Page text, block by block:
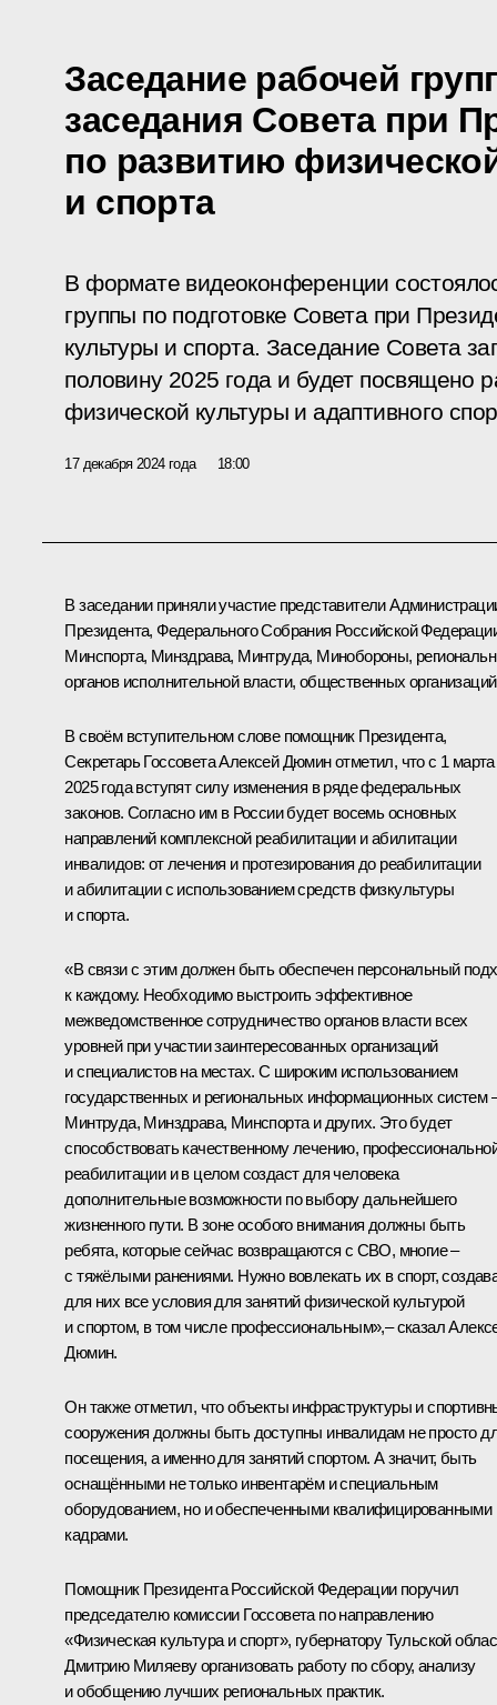
Заседание рабочей
заседания Совета при
по развитию
и спорта
В формате видеоконференции
группы по подготовке Совета при
культуры и спорта. Заседание Совета
половину 2025 года и будет посвящено
физической культуры и адаптивного
17 декабря 2024 года 18:00
В заседании приняли участие представители
Президента, Федерального Собрания Российской
Минспорта, Минздрава, Минтруда, Минобороны,
органов исполнительной власти, общественных
В своём вступительном слове помощник Президента,
Секретарь ГоссоветаАлексей Дюминотметил, что с 1 марта
2025 года вступят силу изменения в ряде федеральных
законов. Согласно им в России будет восемь основных
направлений комплексной реабилитации и абилитации
инвалидов: от лечения и протезирования до реабилитации
и абилитации с использованием средств физкультуры
и спорта.
«В связи с этим должен быть обеспечен персональный
к каждому. Необходимо выстроить эффективное
межведомственное сотрудничество органов власти всех
уровней при участии заинтересованных организаций
и специалистов на местах. С широким использованием
государственных и региональных информационных систем
Минтруда, Минздрава, Минспорта и других. Это будет
способствовать качественному лечению,
реабилитации и в целом создаст для человека
дополнительные возможности по выбору дальнейшего
жизненного пути. В зоне особого внимания должны быть
ребята, которые сейчас возвращаются с СВО, многие –
с тяжёлыми ранениями. Нужно вовлекать их в спорт,
для них все условия для занятий физической культурой
и спортом, в том числе профессиональным»,– сказал
Дюмин.
Он также отметил, что объекты инфраструктуры и
сооружения должны быть доступны инвалидам не просто
посещения, а именно для занятий спортом. А значит, быть
оснащёнными не только инвентарём и специальным
оборудованием, но и обеспеченными квалифицированными
кадрами.
Помощник Президента Российской Федерации поручил
председателю комиссии Госсовета по направлению
«Физическая культура и спорт», губернатору Тульской
Дмитрию Миляевуорганизовать работу по сбору, анализу
и обобщению лучших региональных практик.